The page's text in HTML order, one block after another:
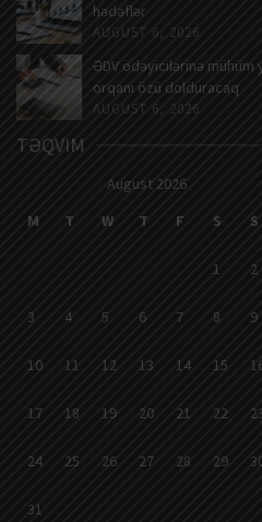
hədəflər
AUGUST 6, 2026
ƏDV ödəyicilərinə
orqanı özü dolduracaq
AUGUST 6, 2026
TƏQVIM
August 2026
M
T W T F S S
1 2
3 4 5 6 7 8 9
10 11 12 13 14 15
17 18 19 20 21 22
24 25 26 27 28 29
31